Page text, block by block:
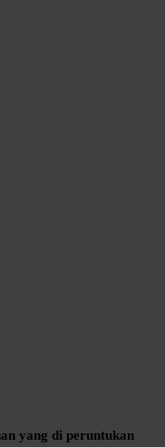
yang di peruntukan